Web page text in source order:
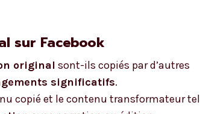
sur Facebook
original sont-ils copiés par d’autres
significatifs.
copié et le contenu transformateur tel